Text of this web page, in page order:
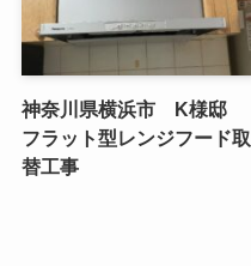
神奈川県横浜市 K様邸
フラット型レンジフード取
替工事